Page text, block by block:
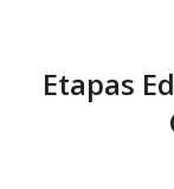
Etapas